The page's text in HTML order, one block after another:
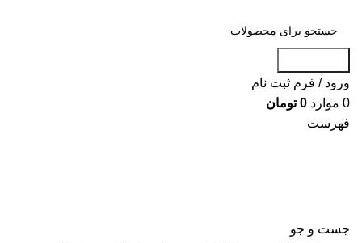
ورود / فرم ثبت نام
0 موارد 0 تومان
فهرست
جست و جو